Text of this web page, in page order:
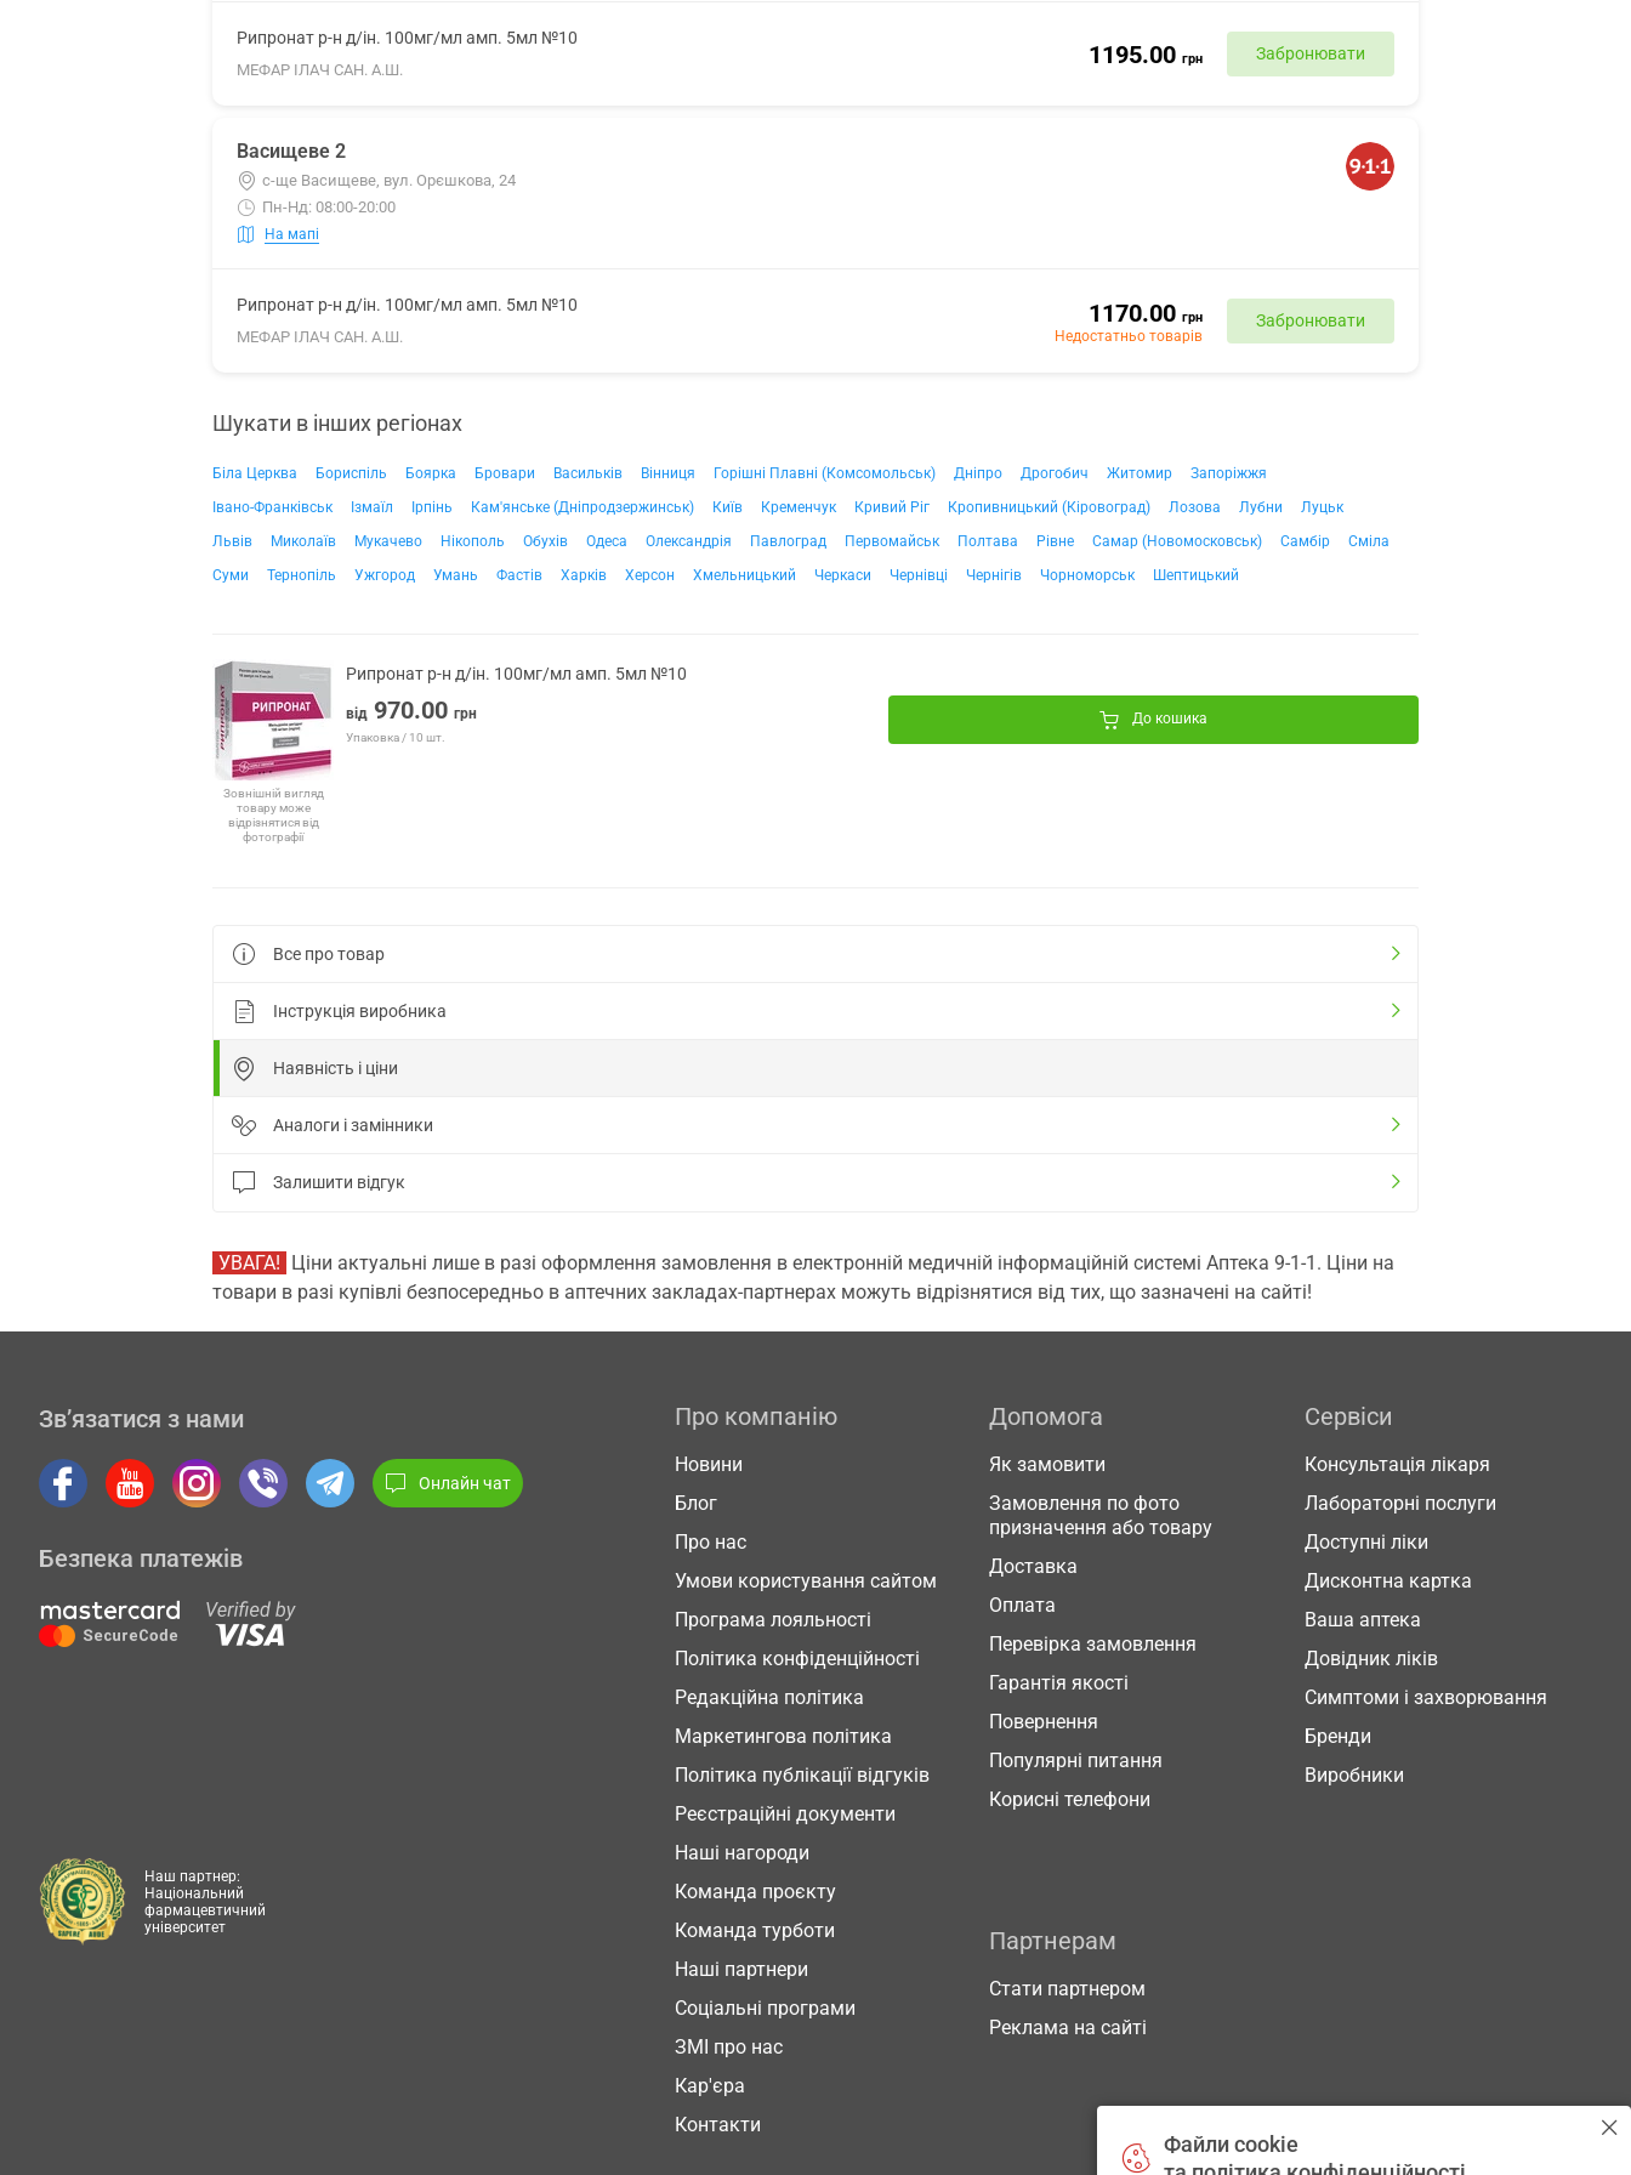
Рипронат р-н д/ін. 100мг/мл амп. 5мл №10
МЕФАР ІЛАЧ САН. А.Ш.
1195.00 грн Забронювати
Васищеве 2
с-ще Васищеве, вул. Орєшкова, 24
Пн-Нд: 08:00-20:00
На мапі
Рипронат р-н д/ін. 100мг/мл амп. 5мл №10
МЕФАР ІЛАЧ САН. А.Ш.
1170.00 грн
Недостатньо товарів
Забронювати
Шукати в інших регіонах
Біла Церква Бориспіль Боярка Бровари Васильків Вінниця Горішні Плавні (Комсомольськ) Дніпро Дрогобич Житомир
Запоріжжя
Івано-Франківськ
Ізмаїл Ірпінь Кам'янське (Дніпродзержинськ) Київ Кременчук Кривий Ріг Кропивницький (Кіровоград) Лозова Лубни
Луцьк
Львів
Миколаїв Мукачево Нікополь Обухів Одеса Олександрія Павлоград Первомайськ Полтава Рівне Самар (Новомосковськ) Самбір
Сміла
Суми
Тернопіль Ужгород Умань Фастів Харків Херсон Хмельницький Черкаси Чернівці Чернігів Чорноморськ Шептицький
Зовнішній вигляд
товару може
відрізнятися від
фотографії
Рипронат р-н д/ін. 100мг/мл амп. 5мл №10
від 970.00 грн
Упаковка / 10 шт.
До кошика
Все про товар
Інструкція виробника
Наявність і ціни
Аналоги і замінники
Залишити відгук
УВАГА! Ціни актуальні лише в разі оформлення замовлення в електронній медичній інформаційній системі Аптека 9-1-1. Ціни на
товари в разі купівлі безпосередньо в аптечних закладах-партнерах можуть відрізнятися від тих, що зазначені на сайті!
Зв’язатися з нами
Онлайн чат
Безпека платежів
Про компанію
Новини
Блог
Про нас
Умови користування сайтом
Програма лояльності
Політика конфіденційності
Редакційна політика
Маркетингова політика
Політика публікації відгуків
Реєстраційні документи
Наші нагороди
Команда проєкту
Команда турботи
Наші партнери
Соціальні програми
ЗМІ про нас
Кар'єра
Контакти
Допомога
Як замовити
Замовлення по фото
призначення або товару
Доставка
Оплата
Перевірка замовлення
Гарантія якості
Повернення
Популярні питання
Корисні телефони
Сервіси
Консультація лікаря
Лабораторні послуги
Доступні ліки
Дисконтна картка
Ваша аптека
Довідник ліків
Симптоми і захворювання
Бренди
Виробники
Партнерам
Стати партнером
Реклама на сайті
Наш партнер:
Національний
фармацевтичний
університет
Файли cookie